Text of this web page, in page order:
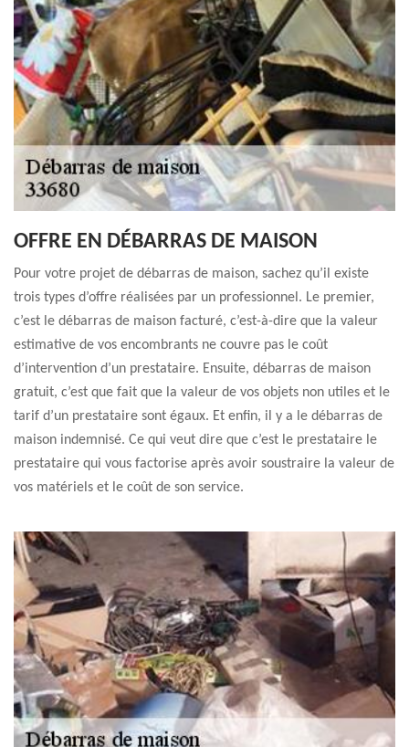
OFFRE EN DÉBARRAS DE MAISON
Pour votre projet de débarras de maison, sachez qu’il existe
trois types d’offre réalisées par un professionnel. Le premier,
c’est le débarras de maison facturé, c’est-à-dire que la valeur
estimative de vos encombrants ne couvre pas le coût
d’intervention d’un prestataire. Ensuite, débarras de maison
gratuit, c’est que fait que la valeur de vos objets non utiles et le
tarif d’un prestataire sont égaux. Et enfin, il y a le débarras de
maison indemnisé. Ce qui veut dire que c’est le prestataire le
prestataire qui vous factorise après avoir soustraire la valeur de
vos matériels et le coût de son service.